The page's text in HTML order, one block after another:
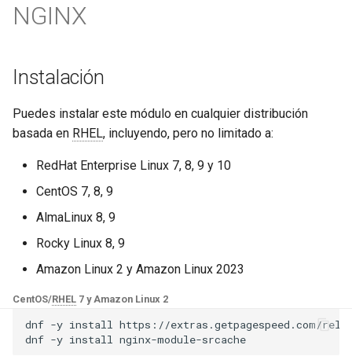
o
e
$device_brand
$is_ai_crawler
$is_console
Caché con Redis
de Caché
Directivas
srcache_fetch_skip
srcache_store_max_size
srcache_store_skip
srcache_store_statuses
balancer
base-encoding
checkups
consul
core
Servidor Web Tengine -
Panel de Control de Plesk -
Paquetes RPM
Módulos de NGINX de cPanel
EA4 - Convierte ea-nginx en
una potencia de rendimiento y
Soporte HTTP/3 QUIC de
RHEL y CentOS
Servidor Web Angie - Instalar
NGINX
Instalación
Puedes instalar este módulo en cualquier distribución
basada en RHEL, incluyendo, pero no limitado a:
RedHat Enterprise Linux 7, 8, 9 y 10
CentOS 7, 8, 9
AlmaLinux 8, 9
Rocky Linux 8, 9
Amazon Linux 2 y Amazon Linux 2023
CentOS/RHEL 7 y Amazon Linux 2
dnf -y install
https://extras.getpagespeed.com/
dnf -y install